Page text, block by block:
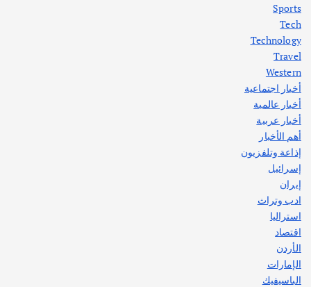
أهم الأخبار
اختتام ورشة السينوغرافيا في مدينة كلباء الاماراتية
أغسطس 3, 2026
Sports
Tech
Technology
Travel
Western
أخبار اجتماعية
أخبار عالمية
أخبار عربية
أهم الأخبار
إذاعة وتلفزيون
إسرائيل
إيران
ادب وتراث
استراليا
اقتصاد
الأردن
الإمارات
الباسيفيك